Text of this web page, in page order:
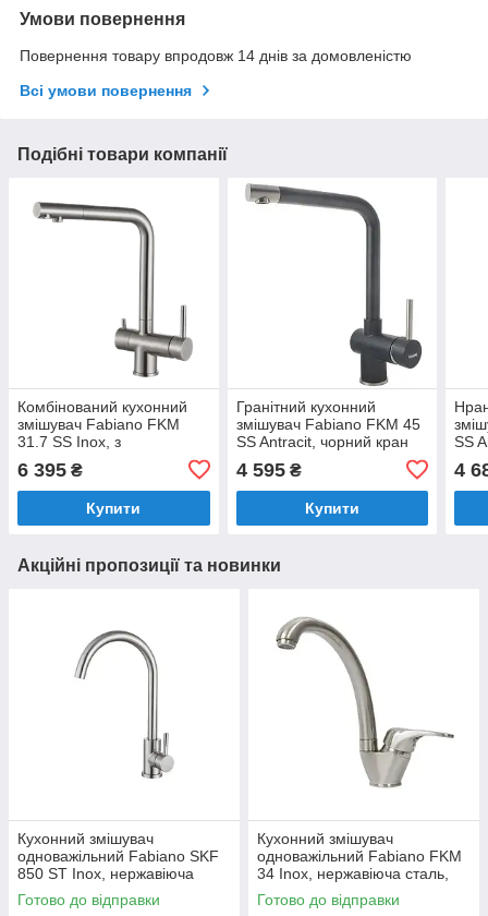
Умови повернення
Повернення товару впродовж 14 днів за домовленістю
Всі умови повернення
Подібні товари компанії
Комбінований кухонний
змішувач Fabiano FKM
31.7 SS Inox, з
підключенням до фільтра
(8231.401.0227)
6 395 ₴
Купити
Гранітний кухонний
змішувач Fabiano FKM 45
SS Antracit, чорний кран
(8232.401.0190)
4 595₴
Купити
SS
4
Акційні пропозиції та новинки
Кухонний змішувач
одноважільний Fabiano SKF
850 ST Inox, нержавіюча
сталь, кран для мийки на
кухню
Готово до відправки
Кухонний змішувач
одноважільний Fabiano FKM
34 Inox, нержавіюча сталь,
кран для мийки на кухню
Готово до відправки